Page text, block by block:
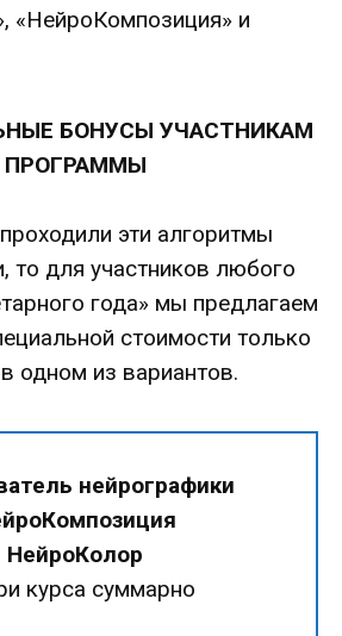
«НейроКомпозиция» и
БОНУСЫ УЧАСТНИКАМ
ПРОГРАММЫ
эти алгоритмы
то для участников любого
года» мы предлагаем
стоимости только
одном из вариантов.
нейрографики
НейроКолор
курса суммарно